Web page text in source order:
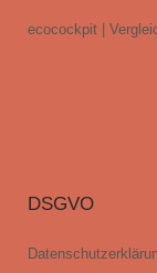
ecocockpit |
DSGVO